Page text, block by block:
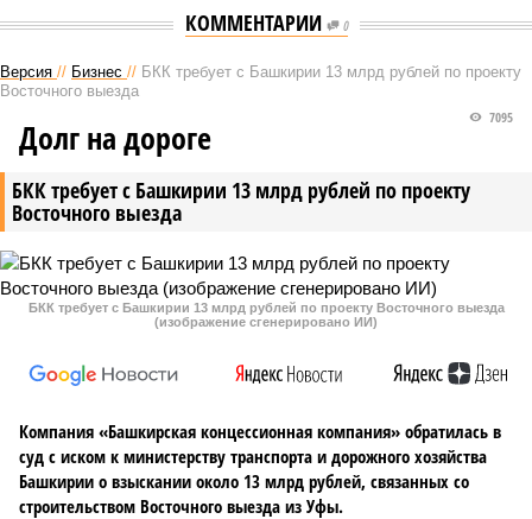
КОММЕНТАРИИ 0
Версия // Бизнес // БКК требует с Башкирии 13 млрд рублей по проекту
Восточного выезда
БКК требует с Башкирии 13 млрд рублей по проекту
Восточного выезда
7095
Долг на дороге
БКК требует с Башкирии 13 млрд рублей по проекту Восточного выезда
(изображение сгенерировано ИИ)
Компания «Башкирская концессионная компания» обратилась в
суд с иском к министерству транспорта и дорожного хозяйства
Башкирии о взыскании около 13 млрд рублей, связанных со
строительством Восточного выезда из Уфы.